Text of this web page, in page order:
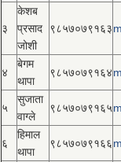
३
केशब
प्रसाद
जोशी
९८५७०७९१६३
४
बेगम
थापा
९८५७०७९१६४
५
सुजाता
वाग्ले
९८५७०७९१६५
६
हिमाल
थापा
९८५७०७९१६६